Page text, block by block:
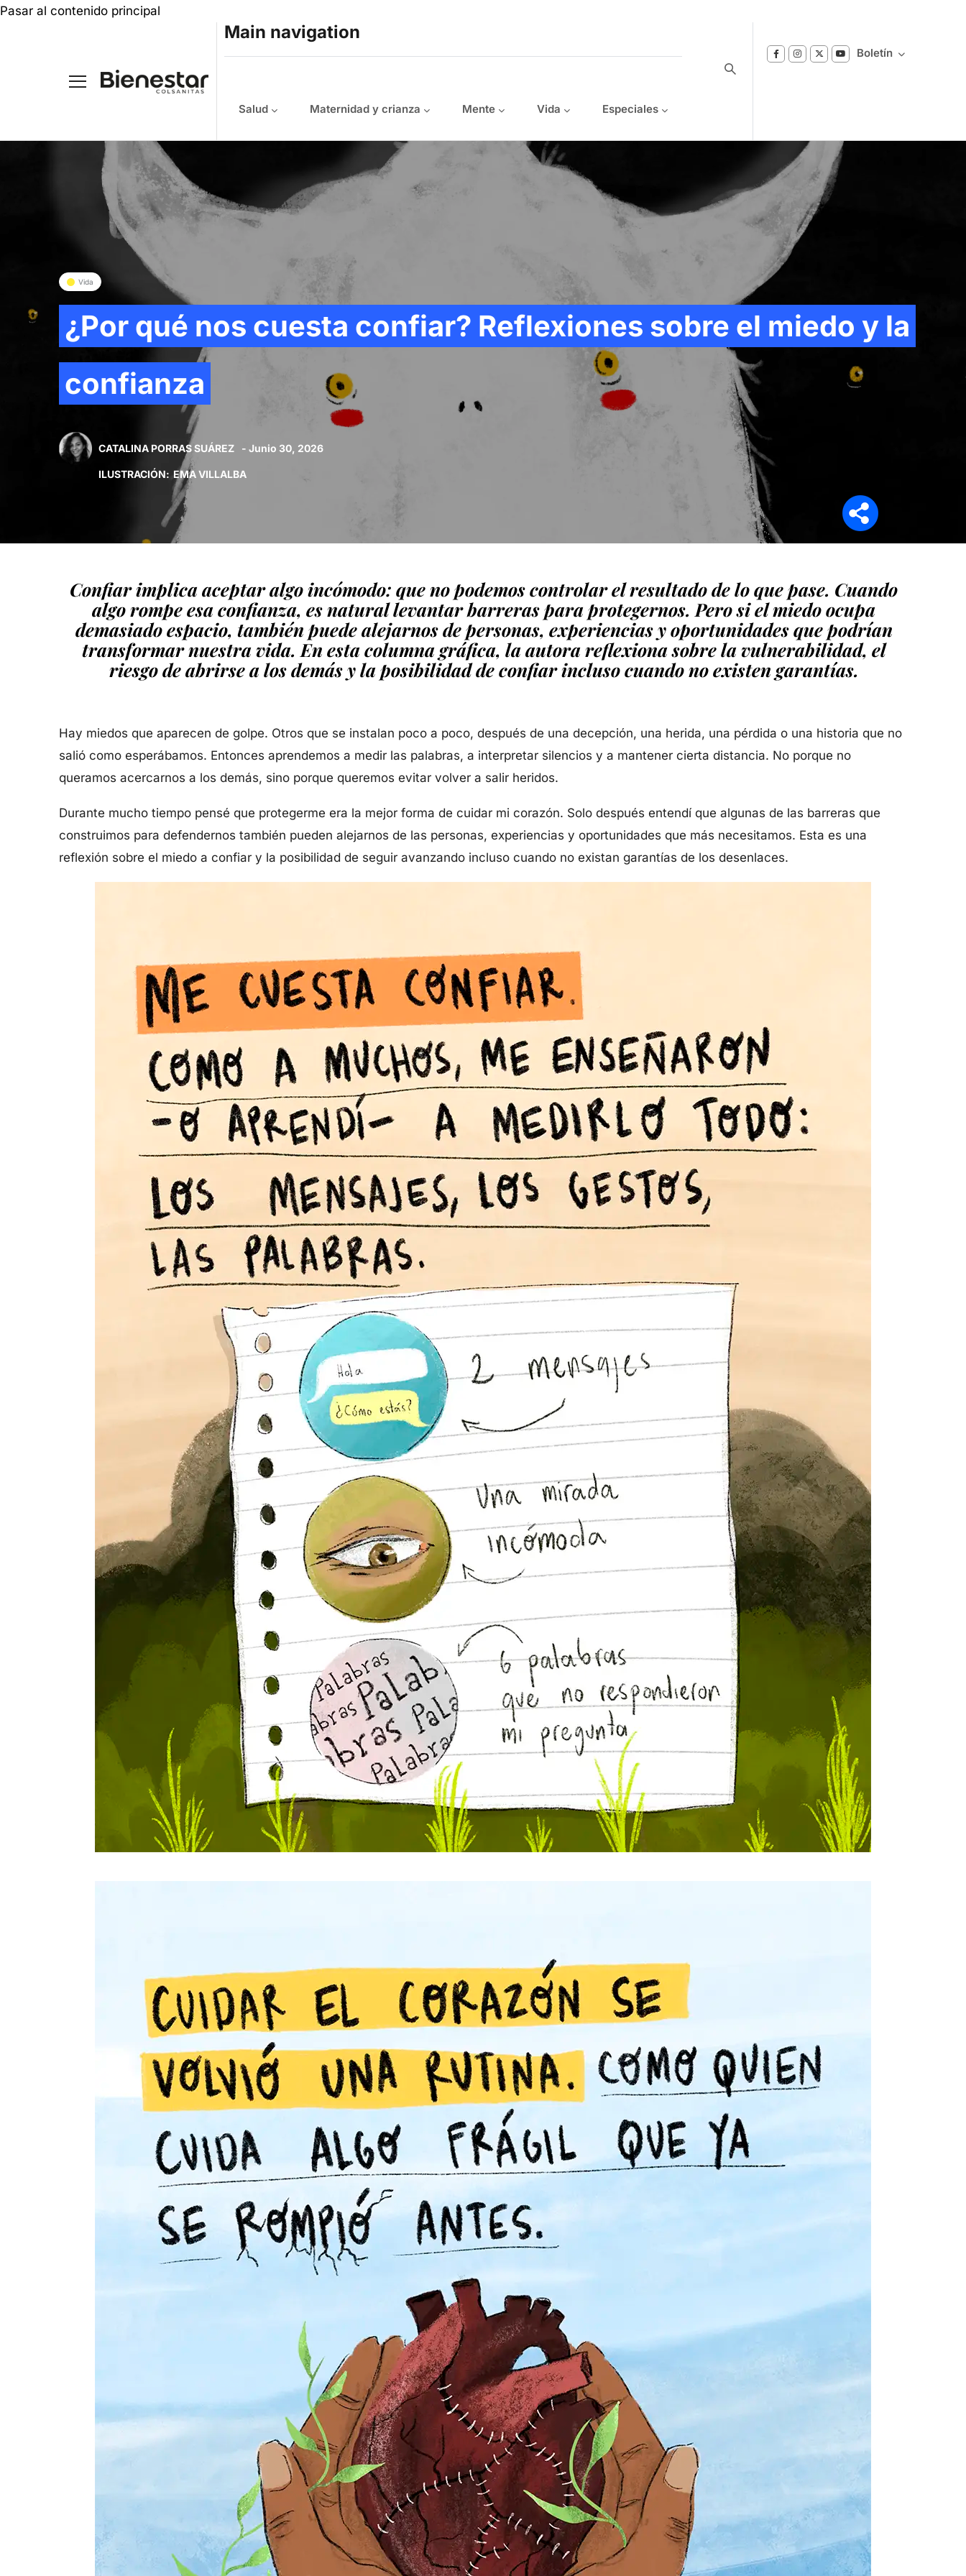
Pasar al contenido principal
Main navigation
Salud Maternidad y crianza Mente Vida Especiales
Boletín
Suscríbase a nuestro boletín
Reciba notificaciones sobre los temas de
Bienestar que le interesan.
Síganos en
Vida
¿Por qué nos cuesta confiar? Reflexiones sobre el miedo y la
confianza
CATALINA PORRAS SUÁREZ - Junio 30, 2026
ILUSTRACIÓN: EMA VILLALBA
Confiar implica aceptar algo incómodo: que no podemos controlar el resultado de lo que pase. Cuando
algo rompe esa confianza, es natural levantar barreras para protegernos. Pero si el miedo ocupa
demasiado espacio, también puede alejarnos de personas, experiencias y oportunidades que podrían
transformar nuestra vida. En esta columna gráfica, la autora reflexiona sobre la vulnerabilidad, el
riesgo de abrirse a los demás y la posibilidad de confiar incluso cuando no existen garantías.
Hay miedos que aparecen de golpe. Otros que se instalan poco a poco, después de una decepción, una herida, una pérdida o una historia que no
salió como esperábamos. Entonces aprendemos a medir las palabras, a interpretar silencios y a mantener cierta distancia. No porque no
queramos acercarnos a los demás, sino porque queremos evitar volver a salir heridos.
Durante mucho tiempo pensé que protegerme era la mejor forma de cuidar mi corazón. Solo después entendí que algunas de las barreras que
construimos para defendernos también pueden alejarnos de las personas, experiencias y oportunidades que más necesitamos. Esta es una
reflexión sobre el miedo a confiar y la posibilidad de seguir avanzando incluso cuando no existan garantías de los desenlaces.